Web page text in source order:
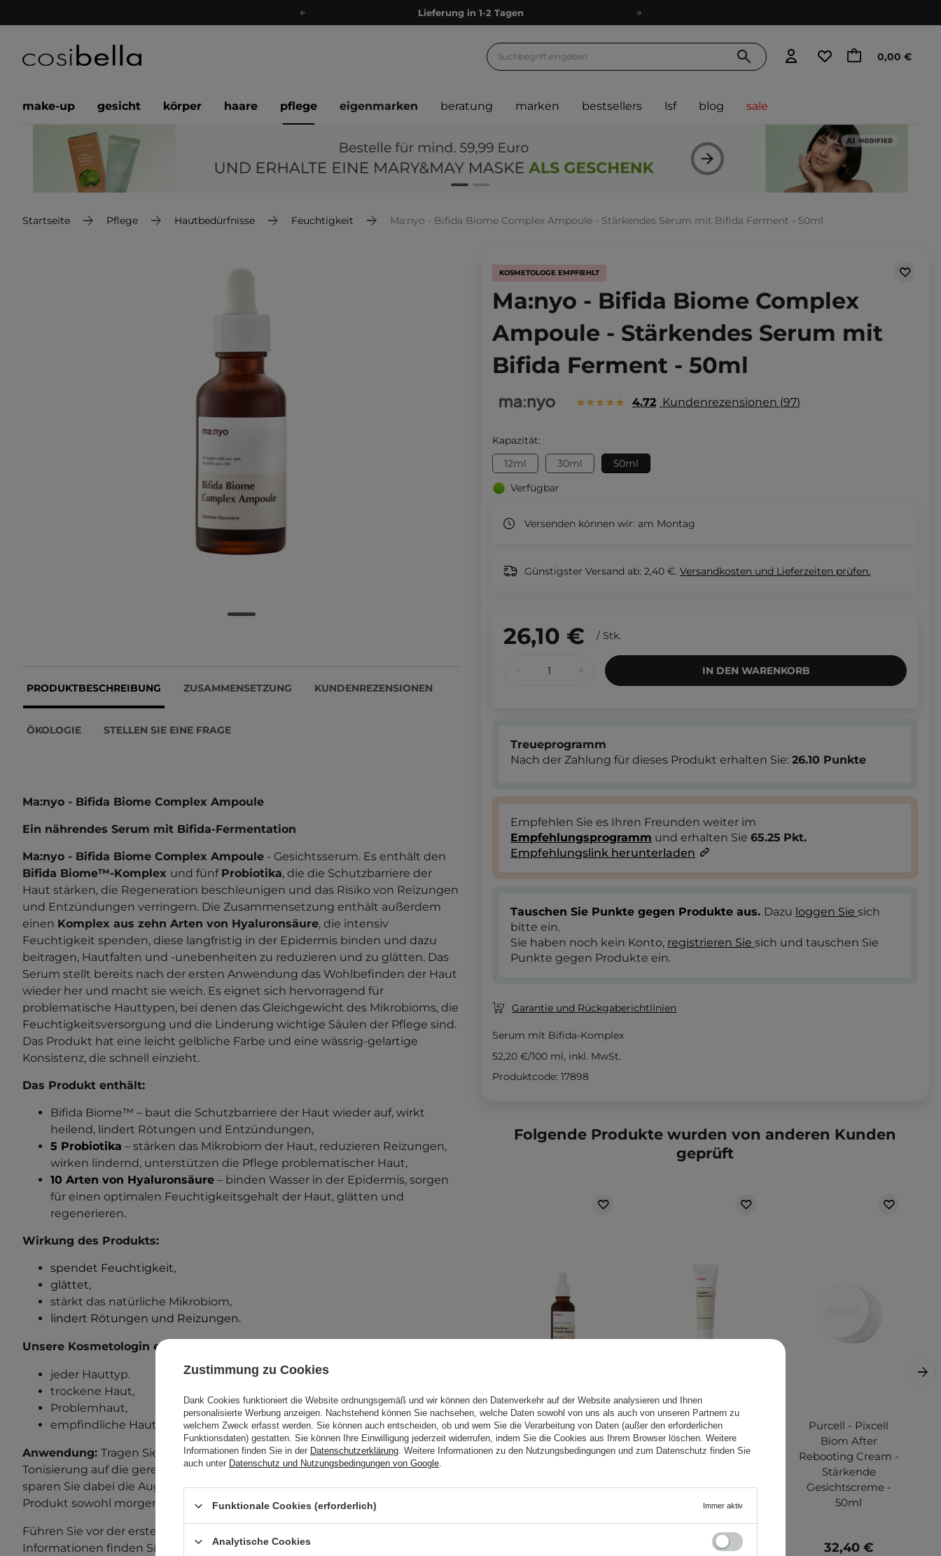
Lieferung in 1-2 Tagen
Kostenloser Versand ab 60 €
Versand nach Deutschland und Österreich
Lieferung in 1-2 Tagen
Empfehle uns weiter und sammle noch mehr Punkte
Kostenloser Versand ab 60 €
0,00 €
make-up gesicht körper haare pflege eigenmarken beratung marken bestsellers lsf blog sale
Startseite Pflege Hautbedürfnisse Feuchtigkeit Ma:nyo - Bifida Biome Complex Ampoule - Stärkendes Serum mit Bifida Ferment - 50ml
PRODUKTBESCHREIBUNG ZUSAMMENSETZUNG KUNDENREZENSIONEN
ÖKOLOGIE STELLEN SIE EINE FRAGE
Ma:nyo - Bifida Biome Complex Ampoule
Ein nährendes Serum mit Bifida-Fermentation
Ma:nyo - Bifida Biome Complex Ampoule - Gesichtsserum. Es enthält den
Bifida Biome™-Komplex und fünf Probiotika, die die Schutzbarriere der
Haut stärken, die Regeneration beschleunigen und das Risiko von Reizungen
und Entzündungen verringern. Die Zusammensetzung enthält außerdem
einen Komplex aus zehn Arten von Hyaluronsäure, die intensiv
Feuchtigkeit spenden, diese langfristig in der Epidermis binden und dazu
beitragen, Hautfalten und -unebenheiten zu reduzieren und zu glätten. Das
Serum stellt bereits nach der ersten Anwendung das Wohlbefinden der Haut
wieder her und macht sie weich. Es eignet sich hervorragend für
problematische Hauttypen, bei denen das Gleichgewicht des Mikrobioms, die
Feuchtigkeitsversorgung und die Linderung wichtige Säulen der Pflege sind.
Das Produkt hat eine leicht gelbliche Farbe und eine wässrig-gelartige
Konsistenz, die schnell einzieht.
Das Produkt enthält:
Bifida Biome™ – baut die Schutzbarriere der Haut wieder auf, wirkt
heilend, lindert Rötungen und Entzündungen,
5 Probiotika – stärken das Mikrobiom der Haut, reduzieren Reizungen,
wirken lindernd, unterstützen die Pflege problematischer Haut,
10 Arten von Hyaluronsäure – binden Wasser in der Epidermis, sorgen
für einen optimalen Feuchtigkeitsgehalt der Haut, glätten und
regenerieren.
Wirkung des Produkts:
spendet Feuchtigkeit,
glättet,
stärkt das natürliche Mikrobiom,
lindert Rötungen und Reizungen.
Unsere Kosmetologin empfiehlt dieses Produkt für:
jeder Hauttyp.
trockene Haut,
Problemhaut,
empfindliche Haut.
Anwendung: Tragen Sie eine Portion Serum nach der Reinigung und
Tonisierung auf die gereinigte Haut auf. Verteilen Sie es gleichmäßig und
sparen Sie dabei die Augenpartie aus. Lassen Sie es einziehen. Sie können das
Produkt sowohl morgens als auch abends anwenden.
Führen Sie vor der ersten Anwendung einen Allergietest durch. Weitere
Informationen finden Sie in unserem Beitrag zum Allergietest
KOSMETOLOGE EMPFIEHLT
Ma:nyo - Bifida Biome Complex
Ampoule - Stärkendes Serum mit
Bifida Ferment - 50ml
4.72 Kundenrezensionen 97
Kapazität:
12ml
30ml
50ml
Verfügbar
Versenden können wir: am Montag
Günstigster Versand ab: 2,40 €. Versandkosten und Lieferzeiten prüfen.
26,10 € / Stk.
IN DEN WARENKORB
Treueprogramm
Nach der Zahlung für dieses Produkt erhalten Sie: 26.10 Punkte
Empfehlen Sie es Ihren Freunden weiter im
Empfehlungsprogramm und erhalten Sie 65.25 Pkt.
Empfehlungslink herunterladen
Tauschen Sie Punkte gegen Produkte aus. Dazu loggen Sie sich
bitte ein.
Sie haben noch kein Konto, registrieren Sie sich und tauschen Sie
Punkte gegen Produkte ein.
Garantie und Rückgaberichtlinien
Serum mit Bifida-Komplex
52,20 €/100 ml, inkl. MwSt.
Produktcode: 17898
Folgende Produkte wurden von anderen Kunden
geprüft
KOSMETOLOGE EMPFIEHLT
Ma:nyo - Bifida
Biome Complex
Ampoule -
mit Bifida Ferment
Ma:nyo -
Galactomy
Essence Cream -
Gesichtscreme -
50ml
33,80 €
Purcell - Pixcell
Biom After
Rebooting Cream -
Stärkende
Gesichtscreme -
50ml
32,40 €
Zustimmung zu Cookies
Dank Cookies funktioniert die Website ordnungsgemäß und wir können den Datenverkehr auf der Website analysieren und Ihnen
personalisierte Werbung anzeigen. Nachstehend können Sie nachsehen, welche Daten sowohl von uns als auch von unseren Partnern zu
welchem Zweck erfasst werden. Sie können auch entscheiden, ob und wem Sie die Verarbeitung von Daten (außer den erforderlichen
Funktionsdaten) gestatten. Sie können Ihre Einwilligung jederzeit widerrufen, indem Sie die Cookies aus Ihrem Browser löschen. Weitere
Informationen finden Sie in der Datenschutzerklärung. Weitere Informationen zu den Nutzungsbedingungen und zum Datenschutz finden Sie
auch unter Datenschutz und Nutzungsbedingungen von Google.
Funktionale Cookies (erforderlich) Immer aktiv
Analytische Cookies